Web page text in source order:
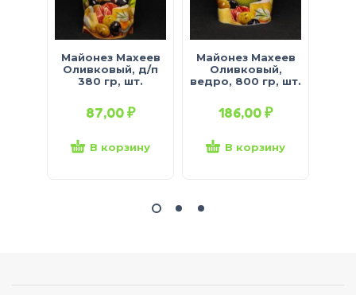
Майонез Махеев
Оливковый, д/п
380 гр, шт.
87,00₽
В корзину
Майонез Махеев
Оливковый,
ведро, 800 гр, шт.
186,00₽
В корзину